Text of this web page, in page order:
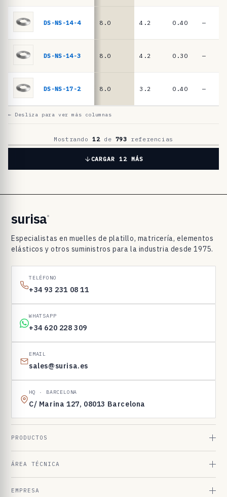
e
p
l
l
D
N
0
9
3
/
D
6
3
DS-NS-14-4 8.0 4.2 0.40 —
DS-NS-14-3 8.0 4.2 0.30 —
DS-NS-17-2 8.0 3.2 0.40 —
← Desliza para ver más columnas
Mostrando12de 793 referencias
CARGAR 12 MÁS
surisa®
Especialistas en muelles de platillo, matricería, elementos
elásticos y otros suministros para la industria desde 1975.
TELÉFONO
+34 93 231 08 11
WHATSAPP
+34 620 228 309
EMAIL
sales@surisa.es
HQ · BARCELONA
C/ Marina 127, 08013 Barcelona
PRODUCTOS
ÁREA TÉCNICA
EMPRESA